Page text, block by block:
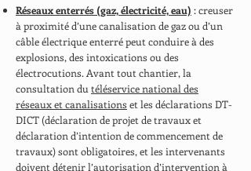
Réseaux enterrés (gaz, électricité, eau) : creuser
à proximité d’une canalisation de gaz ou d’un
câble électrique enterré peut conduire à des
explosions, des intoxications ou des
électrocutions. Avant tout chantier, la
consultation du téléservice national des
réseaux et canalisations et les déclarations DT-
DICT (déclaration de projet de travaux et
déclaration d’intention de commencement de
travaux) sont obligatoires, et les intervenants
doivent détenir l’autorisation d’intervention à